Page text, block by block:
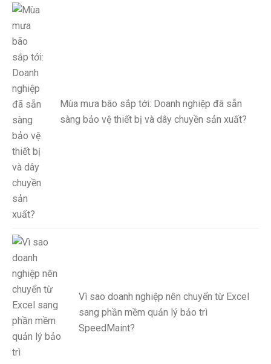
Mùa mưa bão sắp tới: Doanh nghiệp đã sẵn
sàng bảo vệ thiết bị và dây chuyền sản xuất?
Vì sao doanh nghiệp nên chuyển từ Excel
sang phần mềm quản lý bảo trì
SpeedMaint?